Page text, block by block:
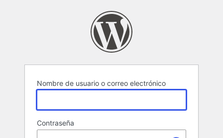
Nombre de usuario o correo electrónico
Contraseña